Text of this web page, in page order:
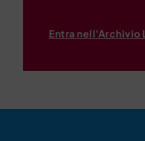
Entra nell'Archivio